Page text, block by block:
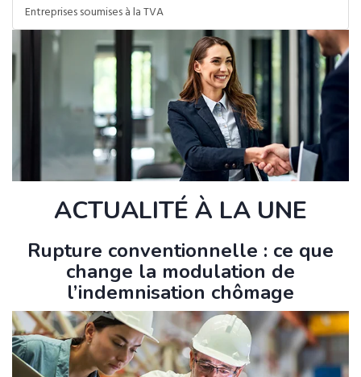
Entreprises soumises à la TVA
ACTUALITÉ À LA UNE
Rupture conventionnelle : ce que
change la modulation de
l’indemnisation chômage